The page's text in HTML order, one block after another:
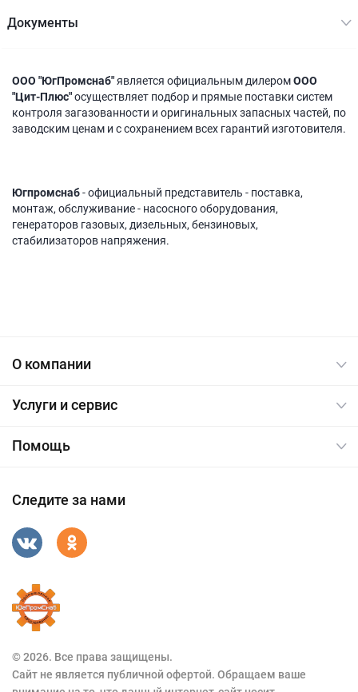
Документы
ООО "ЮгПромснаб"является официальным дилеромООО
"Цит-Плюс"осуществляет подбор и прямые поставки систем
контроля загазованности и оригинальных запасных частей, по
заводским ценам и с сохранением всех гарантий изготовителя.
Югпромснаб- официальный представитель - поставка,
монтаж, обслуживание - насосного оборудования,
генераторов газовых, дизельных, бензиновых,
стабилизаторов напряжения.
О компании
Услуги и сервис
Помощь
Следите за нами
© 2026. Все права защищены.
Сайт не является публичной офертой. Обращаем ваше